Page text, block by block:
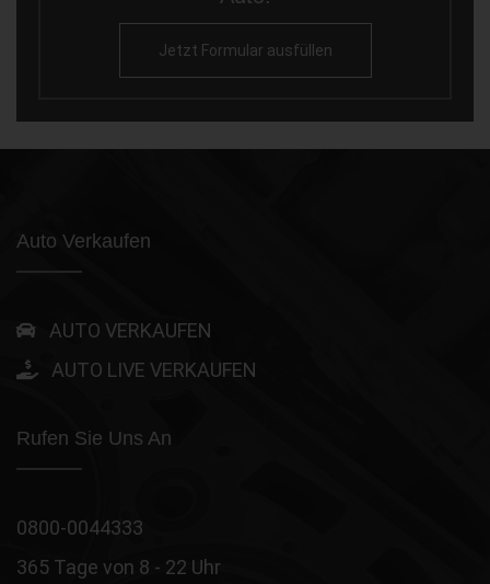
Jetzt Formular ausfüllen
Auto Verkaufen
AUTO VERKAUFEN
AUTO LIVE VERKAUFEN
Rufen Sie Uns An
0800-0044333
365 Tage von 8 - 22 Uhr